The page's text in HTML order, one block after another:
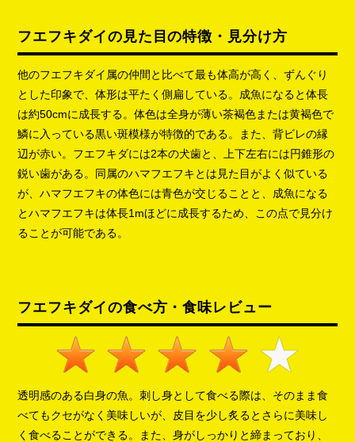
フエフキダイの見た目の特徴・見分け方
他のフエフキダイ属の仲間と比べて最も体高が高く、ずんぐり
とした印象で、体形は平たく側扁している。成魚になると体長
は約50cmに成長する。体色は全身が薄い茶褐色または黄褐色で
鱗に入っている黒い斑模様が特徴的である。また、背ビレの縁
辺が赤い。フエフキダには2本の犬歯と、上下左右には円錐形の
鋭い歯がある。同属のハマフエフキとは見た目がよく似ている
が、ハマフエフキの体色には青色が交じることと、成魚になる
とハマフエフキは体長1mほどに成長するため、この点で見分け
ることが可能である。
フエフキダイの食べ方・食味レビュー
透明感のある白身の魚。刺し身として食べる際は、そのまま食
べてもクセがなく美味しいが、皮目を少し炙るとさらに美味し
く食べることができる。また、身がしっかりと締まっており、